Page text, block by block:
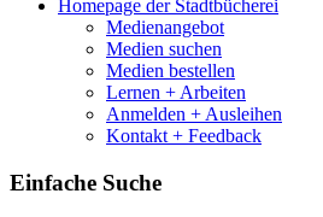
Homepage der Stadtbücherei
Medienangebot
Medien suchen
Medien bestellen
Lernen + Arbeiten
Anmelden + Ausleihen
Kontakt + Feedback
Einfache Suche